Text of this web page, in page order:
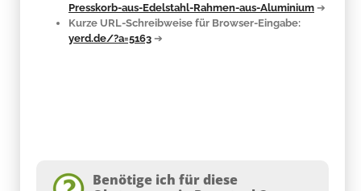
Presskorb-aus-Edelstahl-Rahmen-aus-Aluminium ➔
Kurze URL-Schreibweise für Browser-Eingabe:
yerd.de/?a=5163 ➔
Benötige ich für diese